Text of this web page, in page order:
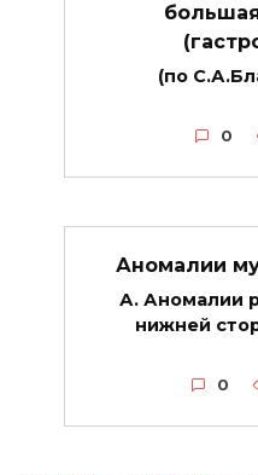
(по
0
Аномалии
А. Аномалии
нижней
0